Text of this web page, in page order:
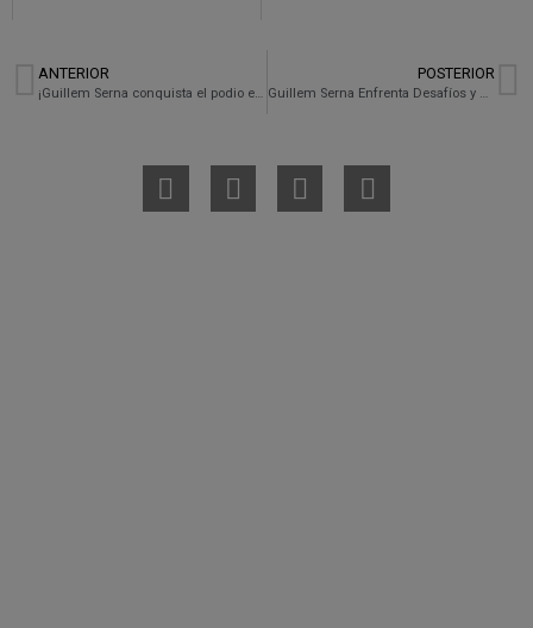
ANTERIOR
¡Guillem Serna conquista el podio en el Rallysprint de Nueno con el nuevo kit de asfalto para el Subaru Impreza!
POSTERIOR
Guillem Serna Enfrenta Desafíos y Demuestra Determinación en el Rally Empordà 2023 con su Subaru Impreza WRX STI